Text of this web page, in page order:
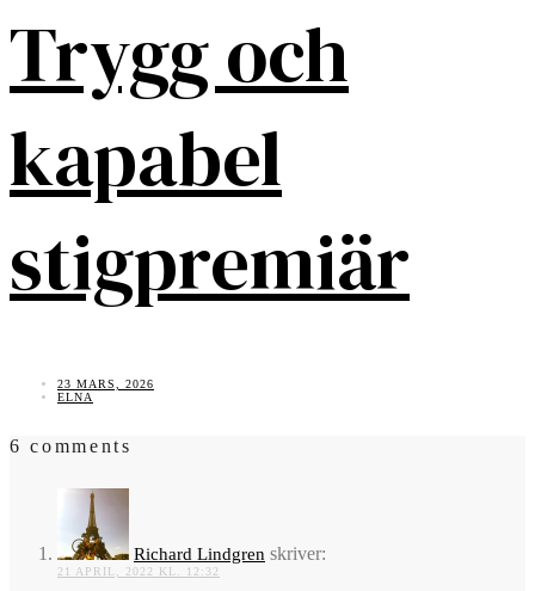
Trygg och
kapabel
stigpremiär
23 MARS, 2026
ELNA
6 comments
Richard Lindgren skriver:
21 APRIL, 2022 KL. 12:32